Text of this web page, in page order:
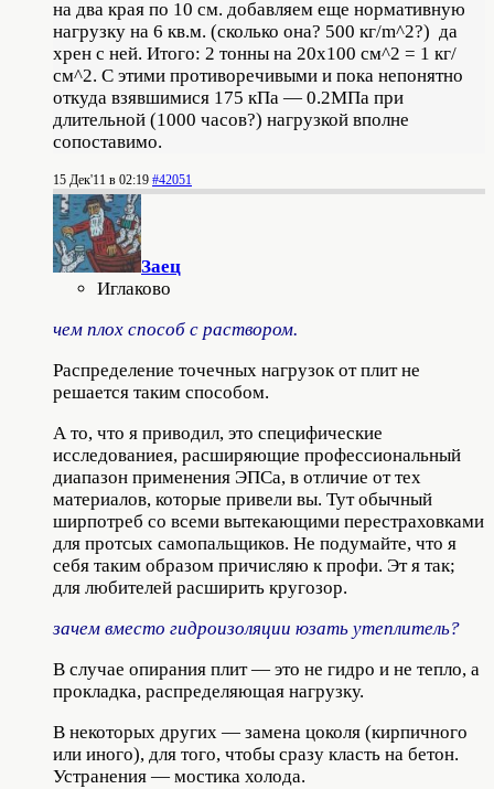
на два края по 10 см. добавляем еще нормативную
нагрузку на 6 кв.м. (сколько она? 500 кг/m^2?) да
хрен с ней. Итого: 2 тонны на 20х100 см^2 = 1 кг/
см^2. С этими противоречивыми и пока непонятно
откуда взявшимися 175 кПа — 0.2МПа при
длительной (1000 часов?) нагрузкой вполне
сопоставимо.
15 Дек'11 в 02:19 #42051
Заец
Иглаково
чем плох способ с раствором.
Распределение точечных нагрузок от плит не
решается таким способом.
А то, что я приводил, это специфические
исследованиея, расширяющие профессиональный
диапазон применения ЭПСа, в отличие от тех
материалов, которые привели вы. Тут обычный
ширпотреб со всеми вытекающими перестраховками
для протсых самопальщиков. Не подумайте, что я
себя таким образом причисляю к профи. Эт я так;
для любителей расширить кругозор.
зачем вместо гидроизоляции юзать утеплитель?
В случае опирания плит — это не гидро и не тепло, а
прокладка, распределяющая нагрузку.
В некоторых других — замена цоколя (кирпичного
или иного), для того, чтобы сразу класть на бетон.
Устранения — мостика холода.